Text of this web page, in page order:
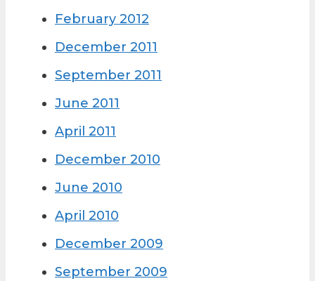
February 2012
December 2011
September 2011
June 2011
April 2011
December 2010
June 2010
April 2010
December 2009
September 2009